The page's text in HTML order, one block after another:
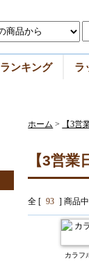
ランキング ラ
ホーム > 【3営
【3営
全 [ 93 ] 商品
カラフ